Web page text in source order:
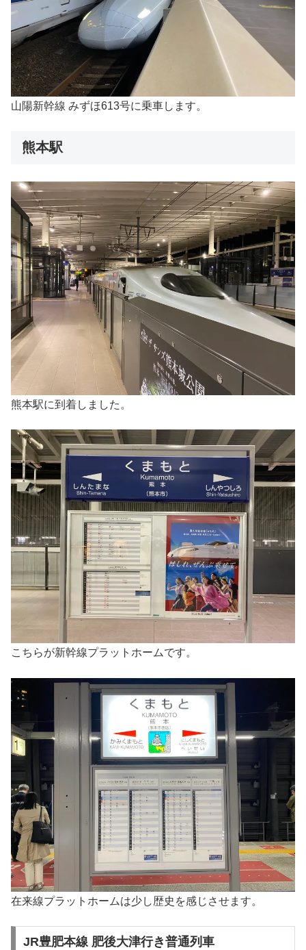
山陽新幹線 みずほ613号に乗車します。
熊本駅
熊本駅に到着しました。
こちらが新幹線プラットホームです。
在来線プラットホームは少し歴史を感じさせます。
JR豊肥本線 肥後大津行き普通列車